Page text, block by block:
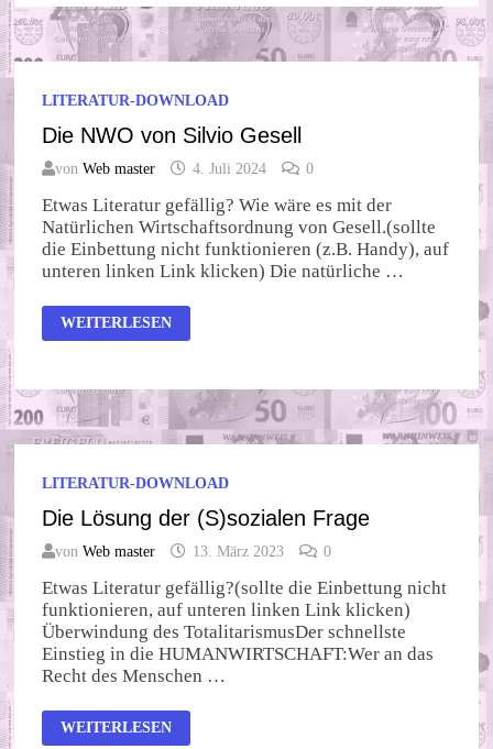
LITERATUR-DOWNLOAD
Die NWO von Silvio Gesell
vonWeb master 4. Juli 2024 0
Etwas Literatur gefällig? Wie wäre es mit der
Natürlichen Wirtschaftsordnung von Gesell.(sollte
die Einbettung nicht funktionieren (z.B. Handy), auf
unteren linken Link klicken) Die natürliche …
DIE
NWO
WEITERLESEN
LITERATUR-DOWNLOAD
Die Lösung der (S)sozialen Frage
vonWeb master 13. März 2023 0
Etwas Literatur gefällig?(sollte die Einbettung nicht
funktionieren, auf unteren linken Link klicken)
Überwindung des TotalitarismusDer schnellste
Einstieg in die HUMANWIRTSCHAFT:Wer an das
Recht des Menschen …
DIE
LÖSUNG
WEITERLESEN